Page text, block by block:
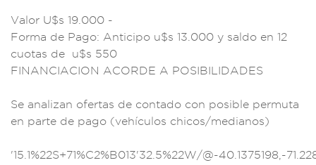
Valor U$s 19.000 -
Forma de Pago: Anticipo u$s 13.000 y saldo en 12
cuotas de u$s 550
FINANCIACION ACORDE A POSIBILIDADES
Se analizan ofertas de contado con posib le permuta
en parte de pago (vehículos chicos/medianos)
'15.1%22S+71%C2%B013'32.5%22W/@-40.1375198,-71.22